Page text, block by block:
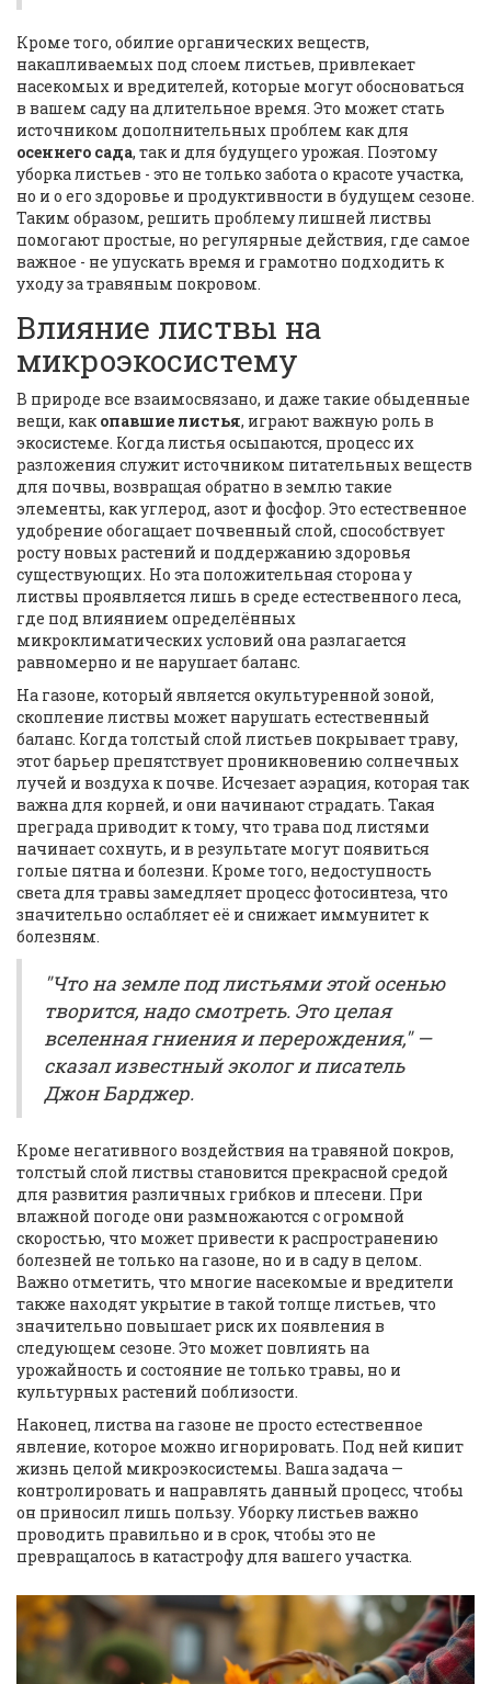
Кроме того, обилие органических веществ,
накапливаемых под слоем листьев, привлекает
насекомых и вредителей, которые могут обосноваться
в вашем саду на длительное время. Это может стать
источником дополнительных проблем как для
осеннего сада, так и для будущего урожая. Поэтому
уборка листьев - это не только забота о красоте участка,
но и о его здоровье и продуктивности в будущем сезоне.
Таким образом, решить проблему лишней листвы
помогают простые, но регулярные действия, где самое
важное - не упускать время и грамотно подходить к
уходу за травяным покровом.
Влияние листвы на
микроэкосистему
В природе все взаимосвязано, и даже такие обыденные
вещи, как опавшие листья, играют важную роль в
экосистеме. Когда листья осыпаются, процесс их
разложения служит источником питательных веществ
для почвы, возвращая обратно в землю такие
элементы, как углерод, азот и фосфор. Это естественное
удобрение обогащает почвенный слой, способствует
росту новых растений и поддержанию здоровья
существующих. Но эта положительная сторона у
листвы проявляется лишь в среде естественного леса,
где под влиянием определённых
микроклиматических условий она разлагается
равномерно и не нарушает баланс.
На газоне, который является окультуренной зоной,
скопление листвы может нарушать естественный
баланс. Когда толстый слой листьев покрывает траву,
этот барьер препятствует проникновению солнечных
лучей и воздуха к почве. Исчезает аэрация, которая так
важна для корней, и они начинают страдать. Такая
преграда приводит к тому, что трава под листями
начинает сохнуть, и в результате могут появиться
голые пятна и болезни. Кроме того, недоступность
света для травы замедляет процесс фотосинтеза, что
значительно ослабляет её и снижает иммунитет к
болезням.
"Что на земле под листьями этой осенью
творится, надо смотреть. Это целая
вселенная гниения и перерождения," —
сказал известный эколог и писатель
Джон Барджер.
Кроме негативного воздействия на травяной покров,
толстый слой листвы становится прекрасной средой
для развития различных грибков и плесени. При
влажной погоде они размножаются с огромной
скоростью, что может привести к распространению
болезней не только на газоне, но и в саду в целом.
Важно отметить, что многие насекомые и вредители
также находят укрытие в такой толще листьев, что
значительно повышает риск их появления в
следующем сезоне. Это может повлиять на
урожайность и состояние не только травы, но и
культурных растений поблизости.
Наконец, листва на газоне не просто естественное
явление, которое можно игнорировать. Под ней кипит
жизнь целой микроэкосистемы. Ваша задача —
контролировать и направлять данный процесс, чтобы
он приносил лишь пользу. Уборку листьев важно
проводить правильно и в срок, чтобы это не
превращалось в катастрофу для вашего участка.